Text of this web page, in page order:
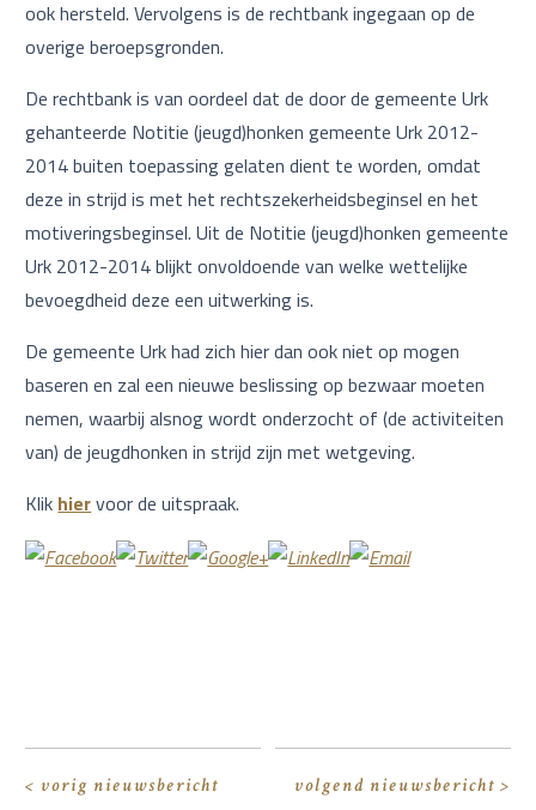
ook hersteld. Vervolgens is de rechtbank ingegaan op de
overige beroepsgronden.
De rechtbank is van oordeel dat de door de gemeente Urk
gehanteerde Notitie (jeugd)honken gemeente Urk 2012-
2014 buiten toepassing gelaten dient te worden, omdat
deze in strijd is met het rechtszekerheidsbeginsel en het
motiveringsbeginsel. Uit de Notitie (jeugd)honken gemeente
Urk 2012-2014 blijkt onvoldoende van welke wettelijke
bevoegdheid deze een uitwerking is.
De gemeente Urk had zich hier dan ook niet op mogen
baseren en zal een nieuwe beslissing op bezwaar moeten
nemen, waarbij alsnog wordt onderzocht of (de activiteiten
van) de jeugdhonken in strijd zijn met wetgeving.
Klik hiervoor de uitspraak.
< vorig nieuwsbericht volgend nieuwsbericht >